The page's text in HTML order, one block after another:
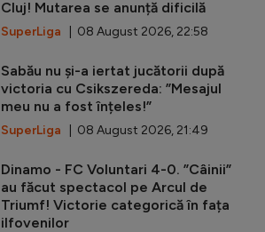
Cluj! Mutarea se anunță dificilă
SuperLiga | 08 August 2026, 22:58
Sabău nu și-a iertat jucătorii după
victoria cu Csikszereda: ”Mesajul
meu nu a fost înțeles!”
SuperLiga | 08 August 2026, 21:49
Dinamo - FC Voluntari 4-0. ”Câinii”
au făcut spectacol pe Arcul de
Triumf! Victorie categorică în fața
ilfovenilor